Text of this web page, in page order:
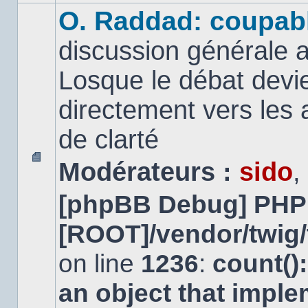
Aucun
message
non
O. Raddad:
discussion générale
Losque le débat
directement vers les
de clarté
Modérateurs : sido,
[phpBB Debug]
[ROOT]/vendor/
on line 1236:
an object that